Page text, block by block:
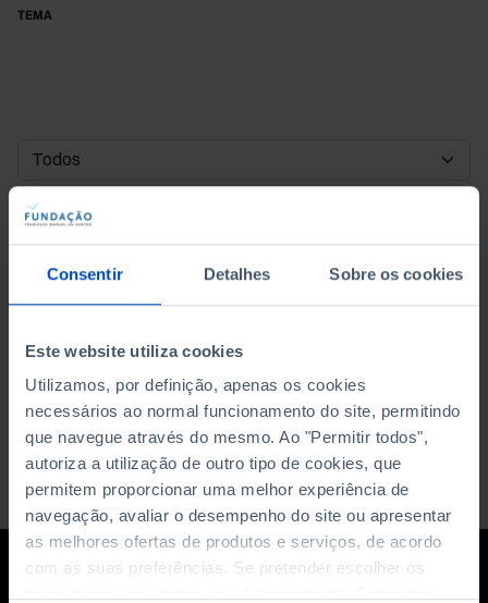
Consentir Detalhes Sobre os cookies
Este website utiliza cookies
Utilizamos, por definição, apenas os cookies
necessários ao normal funcionamento do site, permitindo
que navegue através do mesmo. Ao "Permitir todos",
autoriza a utilização de outro tipo de cookies, que
permitem proporcionar uma melhor experiência de
navegação, avaliar o desempenho do site ou apresentar
as melhores ofertas de produtos e serviços, de acordo
com as suas preferências. Se pretender escolher os
TEMA
DATA DE INÍCIO
DATA DE FIM